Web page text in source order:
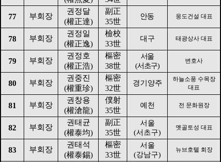
77 부회장
권정달
(權正達)
副正
35世
안동 웅도건설 대표
78 부회장
권정일
(權正逸)
檢校
33世
대구 태광상사 대표
79 부회장
권정호
(權正浩)
樞密
38世
서울
(서초구)
변호사
80 부회장
권중진
(權重珍)
樞密
32世
경기양주
하늘소풍 수목장
대표
81 부회장
권창용
(權滄龍)
僕射
35世
예천 전 문화원장
82 부회장
권태균
(權泰均)
副正
35世
서울
(서초구)
옛골토성 대표
83 부회장
권태석
(權泰錫)
樞密
33世
서울
(강남구)
뉴브호텔 회장